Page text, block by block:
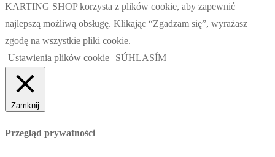
KARTING SHOP korzysta z plików cookie, aby zapewnić
najlepszą możliwą obsługę. Klikając “Zgadzam się”, wyrażasz
zgodę na wszystkie pliki cookie.
Ustawienia plików cookie
SÚHLASÍM
Zamknij
Przegląd prywatności